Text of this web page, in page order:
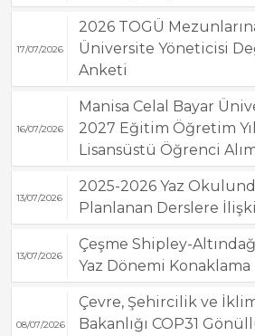
17/07/2026
2026 TOGÜ
Üniversite Yöneticisi
Anketi
16/07/2026
Manisa Celal Bayar
2027 Eğitim Öğretim
Lisansüstü Öğrenci
13/07/2026
2025-2026 Yaz
Planlanan Derslere
13/07/2026
Çeşme Shipley-
Yaz Dönemi Konaklama
08/07/2026
Çevre, Şehircilik ve
Bakanlığı COP31